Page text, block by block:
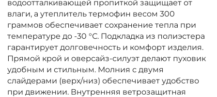
водоотталкивающей пропиткой защищает от
влаги, а утеплитель термофин весом 300
граммов обеспечивает сохранение тепла при
температуре до -30 °С. Подкладка из полиэстера
гарантирует долговечность и комфорт изделия.
Прямой крой и оверсайз-силуэт делают пуховик
удобным и стильным. Молния с двумя
слайдерами (верх/низ) обеспечивает удобство
при движении. Внутренняя ветрозащитная